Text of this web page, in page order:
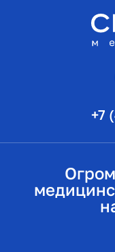
+7